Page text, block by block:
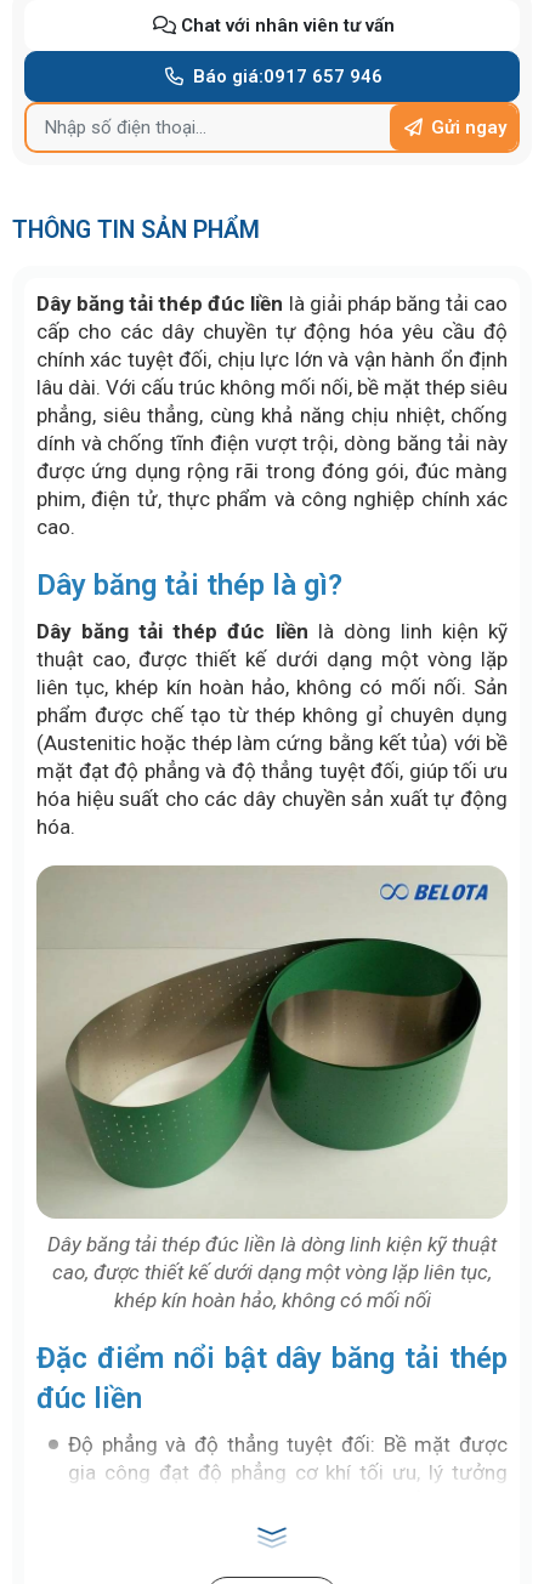
Chat với nhân viên tư vấn
Báo giá:0917 657 946
Gửi ngay
THÔNG TIN SẢN PHẨM
Dây băng tải thép đúc liền là giải pháp băng tải cao
cấp cho các dây chuyền tự động hóa yêu cầu độ
chính xác tuyệt đối, chịu lực lớn và vận hành ổn định
lâu dài. Với cấu trúc không mối nối, bề mặt thép siêu
phẳng, siêu thẳng, cùng khả năng chịu nhiệt, chống
dính và chống tĩnh điện vượt trội, dòng băng tải này
được ứng dụng rộng rãi trong đóng gói, đúc màng
phim, điện tử, thực phẩm và công nghiệp chính xác
cao.
Dây băng tải thép là gì?
Dây băng tải thép đúc liền là dòng linh kiện kỹ
thuật cao, được thiết kế dưới dạng một vòng lặp
liên tục, khép kín hoàn hảo, không có mối nối. Sản
phẩm được chế tạo từ thép không gỉ chuyên dụng
(Austenitic hoặc thép làm cứng bằng kết tủa) với bề
mặt đạt độ phẳng và độ thẳng tuyệt đối, giúp tối ưu
hóa hiệu suất cho các dây chuyền sản xuất tự động
hóa.
Dây băng tải thép đúc liền là dòng linh kiện kỹ thuật
cao, được thiết kế dưới dạng một vòng lặp liên tục,
khép kín hoàn hảo, không có mối nối
Đặc điểm nổi bật dây băng tải thép
đúc liền
Độ phẳng và độ thẳng tuyệt đối: Bề mặt được
gia công đạt độ phẳng cơ khí tối ưu, lý tưởng
kiện sắc nhọn hoặc có hình dạng bất thường.